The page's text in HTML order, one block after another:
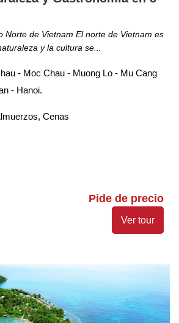
Norte de Vietnam El norte de Vietnam es
y la cultura se...
- Moc Chau - Muong Lo - Mu Cang
- Hanoi.
Cenas
Pide de precio
Ver tour